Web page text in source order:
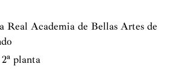
su localidad natal y Madrid una
por la guerra y la posguerra.
pintora empieza en la década de 1950
Eduardo Peña en Madrid. En esos años
a muchos de sus amigos y posteriores
Real Academia de Bellas Artes de
planta